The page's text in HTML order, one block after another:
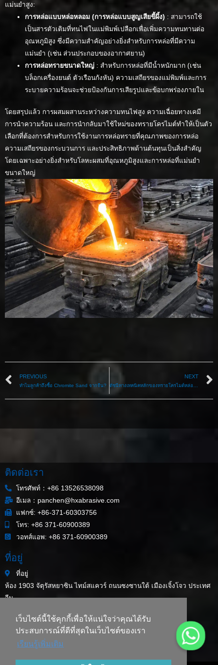
เว็บไซต์นี้ใช้คุกกี้เพื่อให้แน่ใจว่าคุณได้รับ
ประสบการณ์ที่ดีที่สุดในเว็บไซต์ของเรา
เรียนรู้เพิ่มเติม
แม่นยำสูง:
การหล่อแบบหล่อหลอม (การหล่อแบบสูญเสียขี้ผึ้ง) : สามารถใช้
เป็นสารตัวเติมที่ทนไฟในแม่พิมพ์เปลือกเพื่อเพิ่มความทนทานต่อ
อุณหภูมิสูง ซึ่งมีความสำคัญอย่างยิ่งสำหรับการหล่อที่มีความ
แม่นยำ (เช่น ส่วนประกอบของอากาศยาน)
การหล่อทรายขนาดใหญ่ : สำหรับการหล่อที่มีน้ำหนักมาก (เช่น
บล็อกเครื่องยนต์ ตัวเรือนกังหัน) ความเสถียรของแม่พิมพ์และการ
ระบายความร้อนจะช่วยป้องกันการเสียรูปและข้อบกพร่องภายใน
โดยสรุปแล้ว การผสมผสานระหว่างความทนไฟสูง ความเฉื่อยทางเคมี
การนำความร้อน และการนำกลับมาใช้ใหม่ของทรายโครไมต์ทำให้เป็นตัว
เลือกที่ต้องการสำหรับการใช้งานการหล่อทรายที่คุณภาพของการหล่อ
ความเสถียรของกระบวนการ และประสิทธิภาพด้านต้นทุนเป็นสิ่งสำคัญ
โดยเฉพาะอย่างยิ่งสำหรับโลหะผสมที่อุณหภูมิสูงและการหล่อที่แม่นยำ
ขนาดใหญ่
PREVIOUS
ทำไมลูกค้าถึงซื้อ Chromite Sand จากจีน?
NEXT
ดัชนีทางเทคนิคหลักของทรายโครไมต์หล่อ AFS 45/55
ติดต่อเรา
โทรศัพท์：+86 13526538098
อีเมล：panchen@hxabrasive.com
แฟกซ์: +86-371-60303756
โทร: +86 371-60900389
วอทส์แอพ: +86 371-60900389
ที่อยู่
ที่อยู่
ห้อง 1903 จัตุรัสหยาซิน ไทม์สแควร์ ถนนซงซานใต้ เมืองเจิ้งโจว ประเทศ
จีน
ข่าวสารล่าสุด
ผงโครไมต์ขนาด 200 เมช/ละเอียดกว่า สำหรับใช้แต่งสีขวดแก้ว
ทรายโครไมต์สำหรับงานหล่อโลหะคืออะไร?